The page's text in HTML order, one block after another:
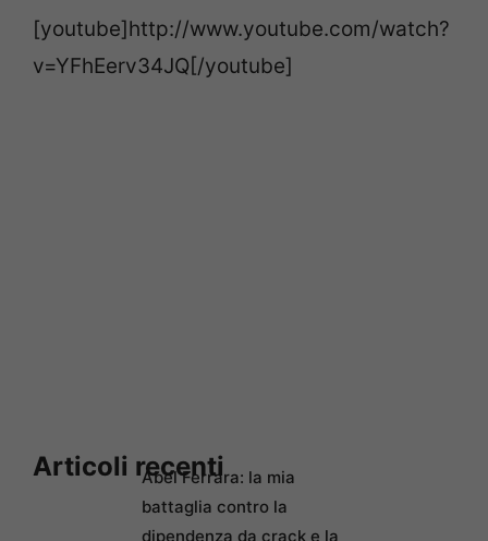
[youtube]http://www.youtube.com/watch?
v=YFhEerv34JQ[/youtube]
Articoli recenti
Abel Ferrara: la mia
battaglia contro la
dipendenza da crack e la